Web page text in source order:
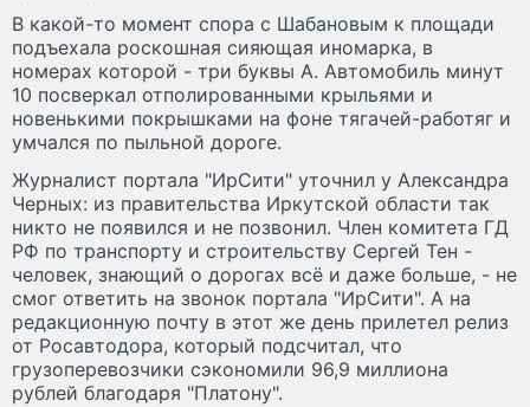
В какой-то момент спора с Шабановым к площади
подъехала роскошная сияющая иномарка, в
номерах которой - три буквы А. Автомобиль минут
10 посверкал отполированными крыльями и
новенькими покрышками на фоне тягачей-работяг и
умчался по пыльной дороге.
Журналист портала "ИрСити" уточнил у Александра
Черных: из правительства Иркутской области так
никто не появился и не позвонил. Член комитета ГД
РФ по транспорту и строительству Сергей Тен -
человек, знающий о дорогах всё и даже больше, - не
смог ответить на звонок портала "ИрСити". А на
редакционную почту в этот же день прилетел релиз
от Росавтодора, который подсчитал, что
грузоперевозчики сэкономили 96,9 миллиона
рублей благодаря "Платону".